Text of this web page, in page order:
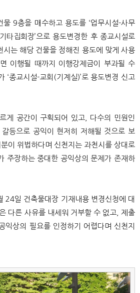
9층을 매수하고 용도를 ‘업무시설-사무
타집회장’으로 용도변경한 후 종교시설로
는 해당 건물을 정해진 용도에 맞게 사용
이행될 때까지 이행강제금이 부과될 수
‘종교시설-교회(기계실)’로 용도변경 신고
게 공간이 구획되어 있고, 다수의 민원인
등으로 공익이 현저히 저해될 것으로 보
이 위법하다며 신천지는 과천시를 상대로
주장하는 중대한 공익상의 문제가 존재하
24일 건축물대장 기재내용 변경신청에 대
다른 사유를 내세워 거부할 수 없고, 제출
익상의 필요를 인정하기 어렵다며 신천지